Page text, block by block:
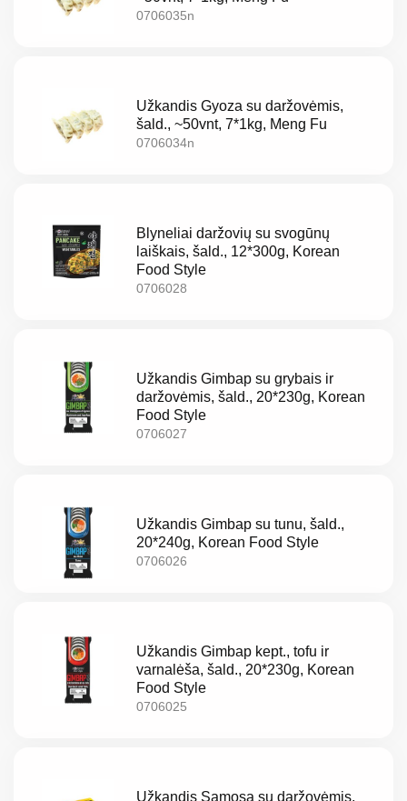
0706035n
Užkandis Gyoza su daržovėmis,
šald., ~50vnt, 7*1kg, Meng Fu
0706034n
Blyneliai daržovių su svogūnų
laiškais, šald., 12*300g, Korean
Food Style
0706028
Užkandis Gimbap su grybais ir
daržovėmis, šald., 20*230g, Korean
Food Style
0706027
Užkandis Gimbap su tunu, šald.,
20*240g, Korean Food Style
0706026
Užkandis Gimbap kept., tofu ir
varnalėša, šald., 20*230g, Korean
Food Style
0706025
Užkandis Samosa su daržovėmis,
Naujos
Kontaktai